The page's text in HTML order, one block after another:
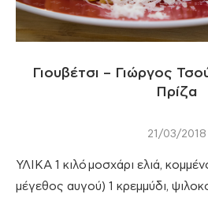
Γιουβέτσι – Γιώργος
Πρίζα
21/03/2018
ΥΛΙΚΑ 1 κιλό μοσχάρι ελιά,
μέγεθος αυγού) 1 κρεμμύδι,